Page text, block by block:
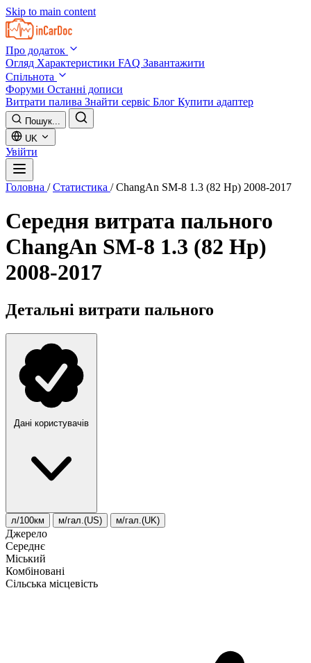
Skip to main content
Про додаток
Огляд Характеристики FAQ Завантажити
Спільнота
Форуми Останні дописи
Витрати палива Знайти сервіс Блог Купити адаптер
Пошук...
UK
Увійти
Головна / Статистика / ChangAn SM-8 1.3 (82 Hp) 2008-2017
Середня витрата пального
ChangAn SM-8 1.3 (82 Hp)
2008-2017
Детальні витрати пального
Дані користувачів
л/100км м/гал.(US) м/гал.(UK)
Джерело
Середнє
Міський
Комбіновані
Сільська місцевість